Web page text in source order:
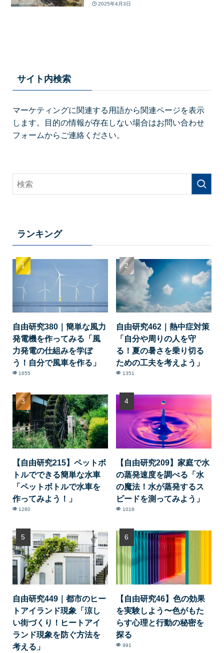
2025年4月3日
サイト内検索
マーケティングに関連する用語から関連ページを表示
します。目的の情報が存在しない場合はお問い合わせ
フォームからご連絡ください。
ランキング
自由研究380｜簡単な風力
発電機を作ってみる「風
力発電の仕組みを学ぼ
う！自分で風車を作る」
1655
自由研究462｜熱中症対策
「自分や周りの人を守
る！夏の暑さを乗り切る
ための工夫を考えよう」
1351
【自由研究215】ペットボ
トルでできる簡単な水車
「ペットボトルで水車を
作ってみよう！」
1280
【自由研究209】家庭で水
の蒸発速度を調べる「水
の魔法！水が蒸発するス
ピードを測ってみよう」
1018
自由研究449｜都市のヒー
トアイランド現象「涼し
い街づくり！ヒートアイ
ランド現象を防ぐ方法を
考える」
【自由研究46】色の効果
を実験しよう〜色がもた
らす心理と行動の秘密を
探る
991